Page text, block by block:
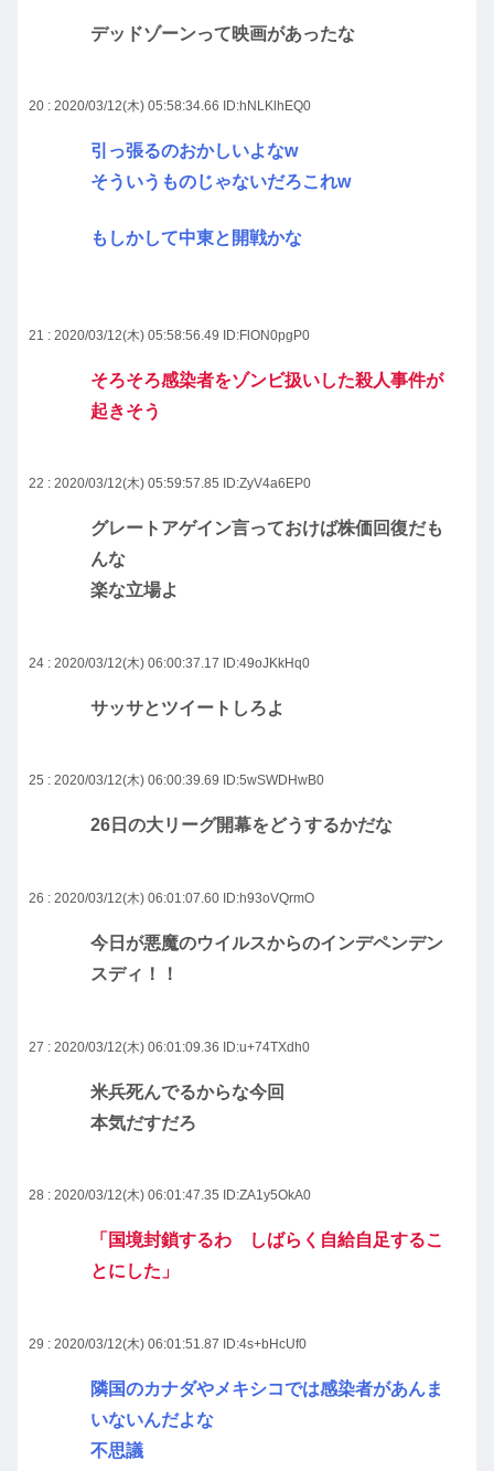
デッドゾーンって映画があったな
20 : 2020/03/12(木) 05:58:34.66 ID:hNLKlhEQ0
引っ張るのおかしいよなw
そういうものじゃないだろこれw
もしかして中東と開戦かな
21 : 2020/03/12(木) 05:58:56.49 ID:FlON0pgP0
そろそろ感染者をゾンビ扱いした殺人事件が
起きそう
22 : 2020/03/12(木) 05:59:57.85 ID:ZyV4a6EP0
グレートアゲイン言っておけば株価回復だも
んな
楽な立場よ
24 : 2020/03/12(木) 06:00:37.17 ID:49oJKkHq0
サッサとツイートしろよ
25 : 2020/03/12(木) 06:00:39.69 ID:5wSWDHwB0
26日の大リーグ開幕をどうするかだな
26 : 2020/03/12(木) 06:01:07.60 ID:h93oVQrmO
今日が悪魔のウイルスからのインデペンデン
スディ！！
27 : 2020/03/12(木) 06:01:09.36 ID:u+74TXdh0
米兵死んでるからな今回
本気だすだろ
28 : 2020/03/12(木) 06:01:47.35 ID:ZA1y5OkA0
「国境封鎖するわ しばらく自給自足するこ
とにした」
29 : 2020/03/12(木) 06:01:51.87 ID:4s+bHcUf0
隣国のカナダやメキシコでは感染者があんま
いないんだよな
不思議